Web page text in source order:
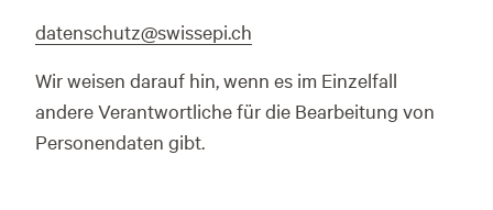
datenschutz@swissepi.ch
Wir weisen darauf hin, wenn es im Einzelfall
andere Verantwortliche für die Bearbeitung von
Personendaten gibt.